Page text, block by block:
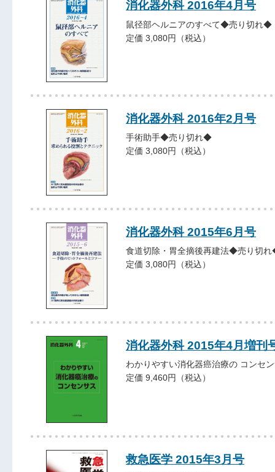
消化器外科 2016年4月号
鼠径部ヘルニアのすべて◆売り切れ◆
定価 3,080円（税込）
消化器外科 2016年2月号
手術助手◆売り切れ◆
定価 3,080円（税込）
消化器外科 2015年6月号
食道切除・胃全摘後再建法◆売り切
定価 3,080円（税込）
消化器外科 2015年4月増刊
わかりやすい消化器癌治療の コンセ
定価 9,460円（税込）
救急医学 2015年3月号